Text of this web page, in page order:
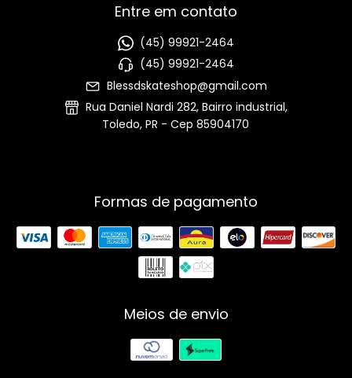
Entre em contato
(45) 99921-2464
(45) 99921-2464
Blessdskateshop@gmail.com
Rua Daniel Nardi 282, Bairro industrial,
Toledo, PR - Cep 85904170
Formas de pagamento
Meios de envio